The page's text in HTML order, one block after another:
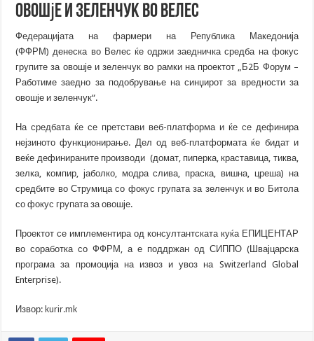
овошје и зеленчук во Велес
Федерацијата на фармери на Република Македонија
(ФФРМ) денеска во Велес ќе одржи заедничка средба на фокус
групите за овошје и зеленчук во рамки на проектот „Б2Б Форум –
Работиме заедно за подобрување на синџирот за вредности за
овошје и зеленчук“.
На средбата ќе се претстави веб-платформа и ќе се дефинира
нејзиното функционирање. Дел од веб-платформата ќе бидат и
веќе дефинираните производи (домат, пиперка, краставица, тиква,
зелка, компир, јаболко, модра слива, праска, вишна, цреша) на
средбите во Струмица со фокус групата за зеленчук и во Битола
со фокус групата за овошје.
Проектот се имплементира од консултантската куќа ЕПИЦЕНТАР
во соработка со ФФРМ, а е поддржан од СИППО (Швајцарска
програма за промоција на извоз и увоз на Switzerland Global
Enterprise).
Извор:kurir.mk